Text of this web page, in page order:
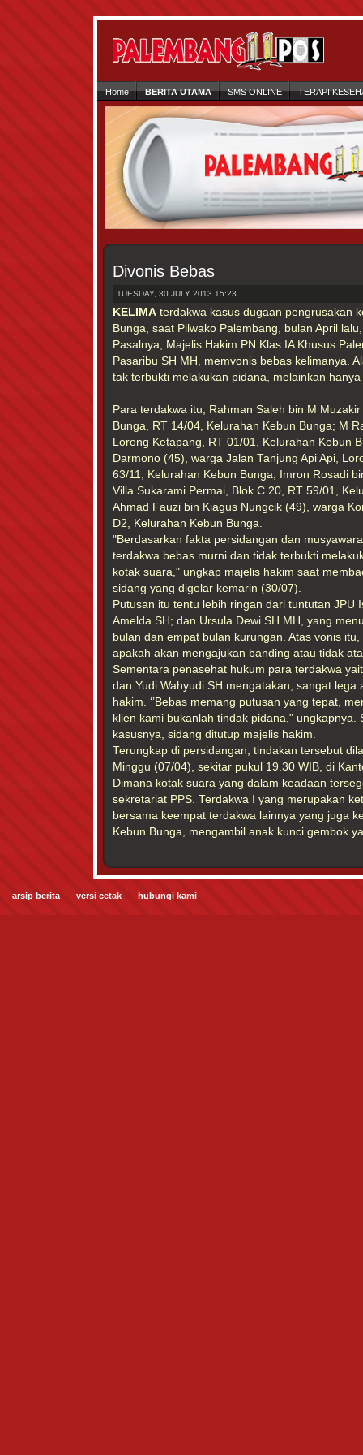
Home BERITA UTAMA SMS ONLINE TERAPI
Divonis Bebas
TUESDAY, 30 JULY 2013 15:23
KELIMA terdakwa kasus dugaan pengrusakan
Bunga, saat Pilwako Palembang, bulan April
Pasalnya, Majelis Hakim PN Klas IA Khusus
Pasaribu SH MH, memvonis bebas kelimanya.
tak terbukti melakukan pidana, melainkan
Para terdakwa itu, Rahman Saleh bin M
Bunga, RT 14/04, Kelurahan Kebun Bunga; M
Lorong Ketapang, RT 01/01, Kelurahan Kebun
Darmono (45), warga Jalan Tanjung Api Api,
63/11, Kelurahan Kebun Bunga; Imron Rosadi
Villa Sukarami Permai, Blok C 20, RT 59/01,
Ahmad Fauzi bin Kiagus Nungcik (49), warga
D2, Kelurahan Kebun Bunga.
"Berdasarkan fakta persidangan dan
terdakwa bebas murni dan tidak terbukti
kotak suara," ungkap majelis hakim saat
sidang yang digelar kemarin (30/07).
Putusan itu tentu lebih ringan dari tuntutan JPU
Amelda SH; dan Ursula Dewi SH MH, yang
bulan dan empat bulan kurungan. Atas vonis
apakah akan mengajukan banding atau tidak
Sementara penasehat hukum para terdakwa
dan Yudi Wahyudi SH mengatakan, sangat lega
hakim. ‘’Bebas memang putusan yang tepat,
klien kami bukanlah tindak pidana," ungkapnya.
kasusnya, sidang ditutup majelis hakim.
Terungkap di persidangan, tindakan tersebut
Minggu (07/04), sekitar pukul 19.30 WIB, di
Dimana kotak suara yang dalam keadaan
sekretariat PPS. Terdakwa I yang merupakan
bersama keempat terdakwa lainnya yang juga
Kebun Bunga, mengambil anak kunci gembok
arsip berita versi cetak hubungi kami